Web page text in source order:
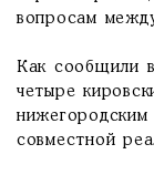
вопросам
Как сообщили в
четыре
нижегородским
совместной